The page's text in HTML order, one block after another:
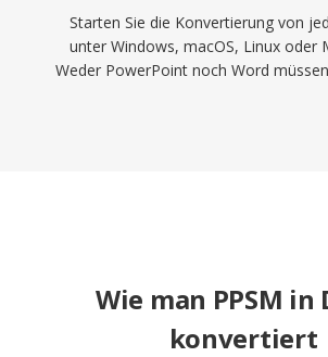
Starten Sie die Konvertierung von
unter Windows, macOS, Linux oder
Weder PowerPoint noch Word
Wie man PPSM in
konvertiert